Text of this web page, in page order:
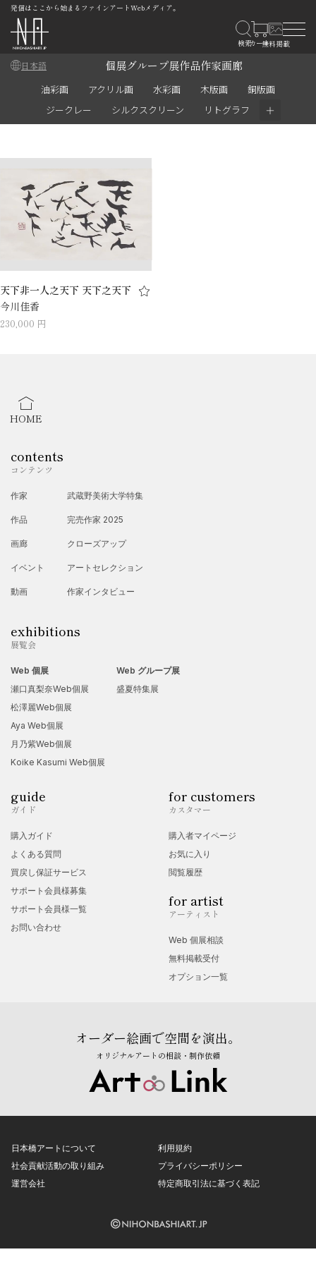
発信はここから始まるファインアートWebメディア。
日本語 個展グループ展作品作家画廊
油彩画 アクリル画 水彩画 木版画
銅版画
ジークレー
シルクスクリーン リトグラフ ＋
天下非一人之天下 天下之天下
今川佳香
230,000 円
HOME
contents
コンテンツ
作家
作品
画廊
イベント
動画
武蔵野美術大学特集
完売作家 2025
クローズアップ
アートセレクション
作家インタビュー
exhibitions
展覧会
Web 個展
瀬口真梨奈Web個展
松澤麗Web個展
Aya Web個展
月乃紫Web個展
Koike Kasumi Web個展
Web グループ展
盛夏特集展
guide
ガイド
購入ガイド
よくある質問
買戻し保証サービス
サポート会員様募集
サポート会員様一覧
お問い合わせ
for customers
カスタマー
購入者マイページ
お気に入り
閲覧履歴
for artist
アーティスト
Web 個展相談
無料掲載受付
オプション一覧
オーダー絵画で空間を演出。
オリジナルアートの相談・制作依頼
日本橋アートについて
社会貢献活動の取り組み
運営会社
利用規約
プライバシーポリシー
特定商取引法に基づく表記